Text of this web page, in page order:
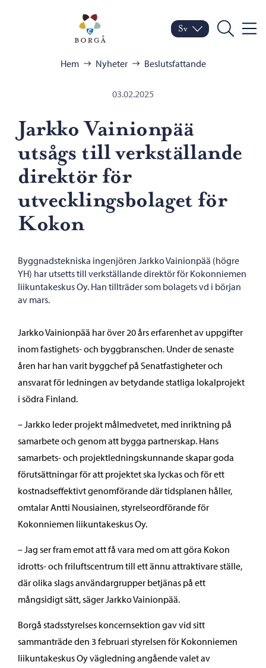
Porvoo – Gå till
Byt språk
Nuvarande språk:
Sv
Sök Meny
Hem Nyheter Beslutsfattande
03.02.2025
Jarkko Vainionpää
utsågs till verkställande
direktör för
utvecklingsbolaget för
Kokon
Byggnadstekniska ingenjören Jarkko Vainionpää (högre
YH) har utsetts till verkställande direktör för Kokonniemen
liikuntakeskus Oy. Han tillträder som bolagets vd i början
av mars.
Jarkko Vainionpää har över 20 års erfarenhet av uppgifter
inom fastighets- och byggbranschen. Under de senaste
åren har han varit byggchef på Senatfastigheter och
ansvarat för ledningen av betydande statliga lokalprojekt
i södra Finland.
– Jarkko leder projekt målmedvetet, med inriktning på
samarbete och genom att bygga partnerskap. Hans
samarbets- och projektledningskunnande skapar goda
förutsättningar för att projektet ska lyckas och för ett
kostnadseffektivt genomförande där tidsplanen håller,
omtalar Antti Nousiainen, styrelseordförande för
Kokonniemen liikuntakeskus Oy.
– Jag ser fram emot att få vara med om att göra Kokon
idrotts- och friluftscentrum till ett ännu attraktivare ställe,
där olika slags användargrupper betjänas på ett
mångsidigt sätt, säger Jarkko Vainionpää.
Borgå stadsstyrelses koncernsektion gav vid sitt
sammanträde den 3 februari styrelsen för Kokonniemen
liikuntakeskus Oy vägledning angående valet av